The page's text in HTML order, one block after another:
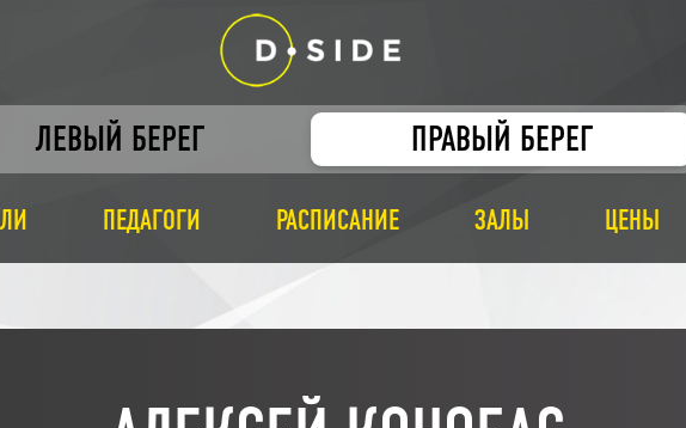
ЛЕВЫЙ БЕРЕГ ПРАВЫЙ БЕРЕГ
ПЕДАГОГИ РАСПИСАНИЕ ЗАЛЫ ЦЕНЫ